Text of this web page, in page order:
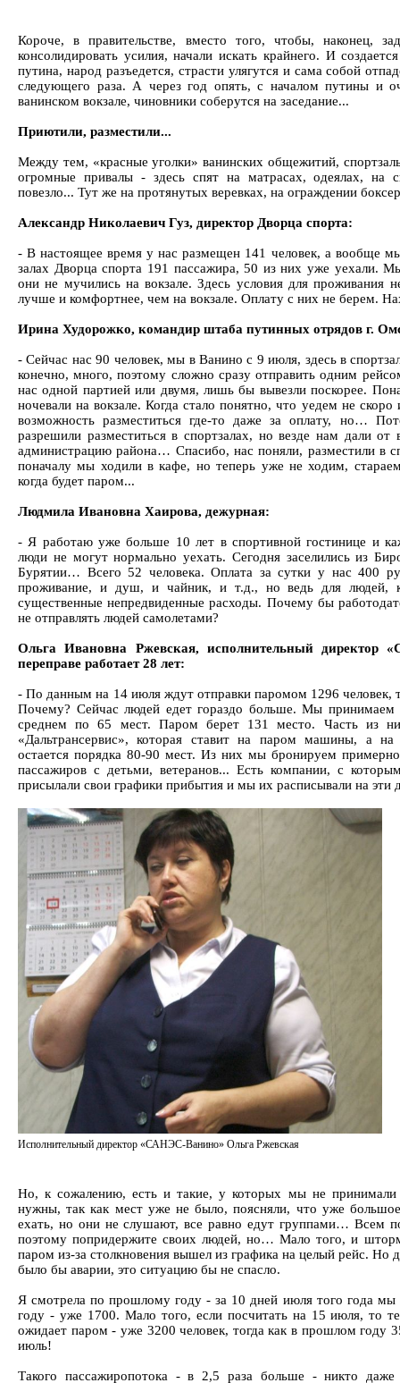
Короче, в правительстве, вместо того, чтобы, наконец,
консолидировать усилия, начали искать крайнего. И
путина, народ разъедется, страсти улягутся и сама собой
следующего раза. А через год опять, с началом путины и
ванинском вокзале, чиновники соберутся на заседание...
Приютили, разместили...
Между тем, «красные уголки» ванинских общежитий,
огромные привалы - здесь спят на матрасах, одеялах, на
повезло... Тут же на протянутых веревках, на ограждении
Александр Николаевич Гуз, директор Дворца спорта:
- В настоящее время у нас размещен 141 человек, а вообще
залах Дворца спорта 191 пассажира, 50 из них уже уехали.
они не мучились на вокзале. Здесь условия для проживания
лучше и комфортнее, чем на вокзале. Оплату с них не берем.
Ирина Худорожко, командир штаба путинных отрядов г.
- Сейчас нас 90 человек, мы в Ванино с 9 июля, здесь в
конечно, много, поэтому сложно сразу отправить одним
нас одной партией или двумя, лишь бы вывезли поскорее.
ночевали на вокзале. Когда стало понятно, что уедем не скоро
возможность разместиться где-то даже за оплату, но…
разрешили разместиться в спортзалах, но везде нам дали
администрацию района… Спасибо, нас поняли, разместили в
поначалу мы ходили в кафе, но теперь уже не ходим,
когда будет паром...
Людмила Ивановна Хаирова, дежурная:
- Я работаю уже больше 10 лет в спортивной гостинице и
люди не могут нормально уехать. Сегодня заселились из
Бурятии… Всего 52 человека. Оплата за сутки у нас 400
проживание, и душ, и чайник, и т.д., но ведь для людей,
существенные непредвиденные расходы. Почему бы
не отправлять людей самолетами?
Ольга Ивановна Ржевская, исполнительный директор
переправе работает 28 лет:
- По данным на 14 июля ждут отправки паромом 1296 человек,
Почему? Сейчас людей едет гораздо больше. Мы
среднем по 65 мест. Паром берет 131 место. Часть из
«Дальтрансервис», которая ставит на паром машины, а
остается порядка 80-90 мест. Из них мы бронируем
пассажиров с детьми, ветеранов... Есть компании, с
присылали свои графики прибытия и мы их расписывали на эти
Исполнительный директор «САНЭС-Ванино» Ольга Ржевская
Но, к сожалению, есть и такие, у которых мы не принимали
нужны, так как мест уже не было, поясняли, что уже
ехать, но они не слушают, все равно едут группами… Всем
поэтому попридержите своих людей, но… Мало того, и
паром из-за столкновения вышел из графика на целый рейс.
было бы аварии, это ситуацию бы не спасло.
Я смотрела по прошлому году - за 10 дней июля того года мы
году - уже 1700. Мало того, если посчитать на 15 июля, то
ожидает паром - уже 3200 человек, тогда как в прошлом году
июль!
Такого пассажиропотока - в 2,5 раза больше - никто